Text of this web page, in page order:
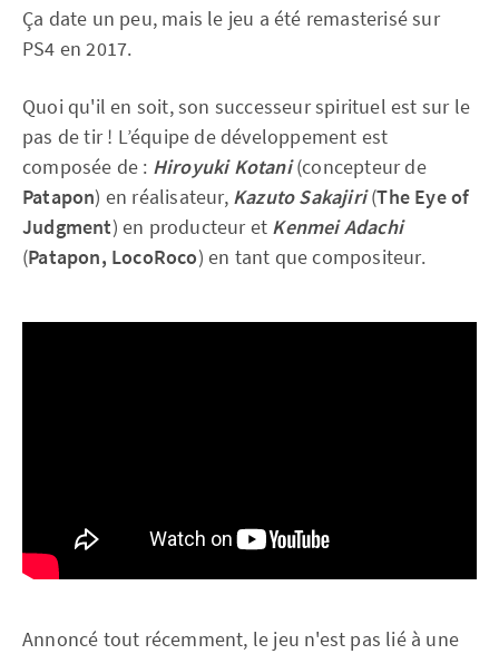
Ça date un peu, mais le jeu a été remasterisé sur
PS4 en 2017.
Quoi qu'il en soit, son successeur spirituel est sur le
pas de tir ! L’équipe de développement est
composée de : Hiroyuki Kotani(concepteur de
Patapon) en réalisateur, Kazuto Sakajiri (The Eye of
Judgment) en producteur et Kenmei Adachi
(Patapon, LocoRoco) en tant que compositeur.
Annoncé tout récemment, le jeu n'est pas lié à une